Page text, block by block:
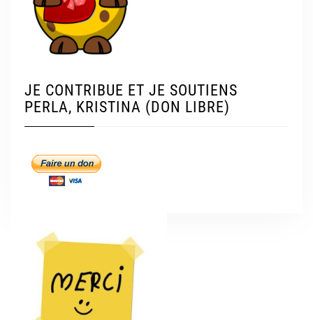
JE CONTRIBUE ET JE SOUTIENS
PERLA, KRISTINA (DON LIBRE)